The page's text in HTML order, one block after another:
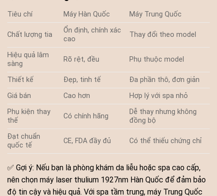
Tiêu chí Máy Hàn Quốc Máy Trung Quốc
Chất lượng tia
Ổn định, chính xác
cao
Thay đổi theo model
Hiệu quả lâm
sàng
Rõ rệt, đều Phụ thuộc model
Thiết kế Đẹp, tinh tế
Đa phần thô, đơn giản
Giá bán
Cao hơn
Hợp lý với spa nhỏ
Phụ kiện thay
thế
Có chính hãng
Dễ thay nhưng không
đồng bộ
Đạt chuẩn
quốc tế
CE, FDA đầy đủ Có thể thiếu chứng chỉ
✅ Gợi ý: Nếu bạn là phòng khám da liễu hoặc spa cao cấp,
nên chọn máy laser thulium 1927nm Hàn Quốc để đảm bảo
độ tin cậy và hiệu quả. Với spa tầm trung, máy Trung Quốc